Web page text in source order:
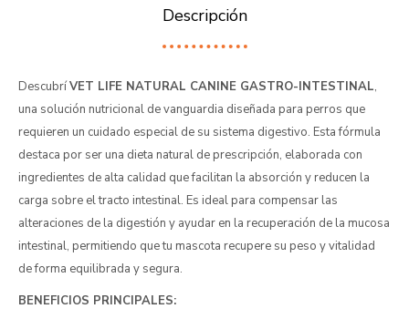
Descripción
DescubríVET LIFE NATURAL CANINE GASTRO-INTESTINAL,
una solución nutricional de vanguardia diseñada para perros que
requieren un cuidado especial de su sistema digestivo. Esta fórmula
destaca por ser una dieta natural de prescripción, elaborada con
ingredientes de alta calidad que facilitan la absorción y reducen la
carga sobre el tracto intestinal. Es ideal para compensar las
alteraciones de la digestión y ayudar en la recuperación de la mucosa
intestinal, permitiendo que tu mascota recupere su peso y vitalidad
de forma equilibrada y segura.
BENEFICIOS PRINCIPALES: